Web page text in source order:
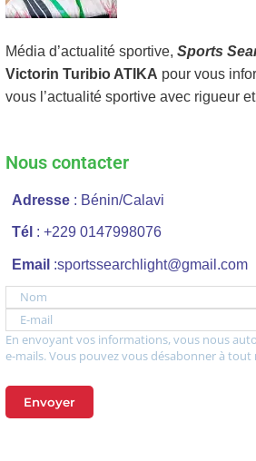
Média d’actualité sportive, Sports
Victorin Turibio ATIKA pour vous
vous l’actualité sportive avec rigueur
Nous contacter
Adresse : Bénin/Calavi
Tél : +229 0147998076
Email :sportssearchlight@gmail.com
Nom
E-mail
En envoyant vos informations, vous nous
e-mails. Vous pouvez vous désabonner à
Envoyer